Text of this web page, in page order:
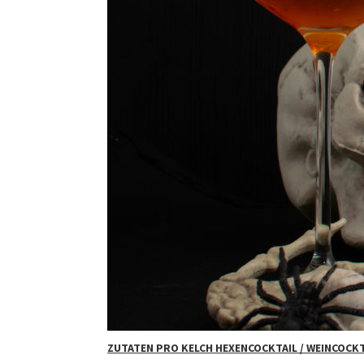
ZUTATEN PRO KELCH HEXENCOCKTAIL /